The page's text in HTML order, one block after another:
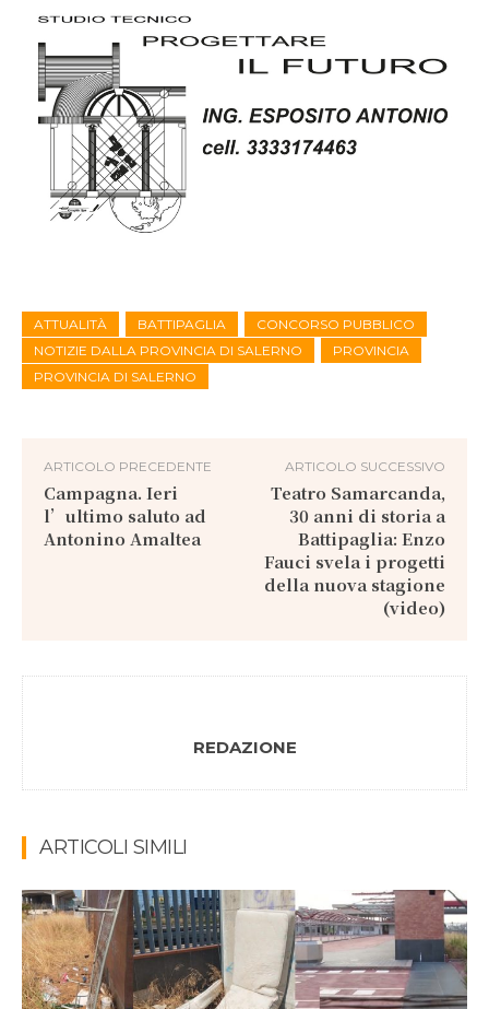
ATTUALITÀ BATTIPAGLIA
CONCORSO PUBBLICO
NOTIZIE DALLA PROVINCIA DI SALERNO
PROVINCIA
PROVINCIA DI SALERNO
ARTICOLO PRECEDENTE
Campagna. Ieri
l’ultimo saluto ad
Antonino Amaltea
ARTICOLO SUCCESSIVO
Teatro Samarcanda,
30 anni di storia a
Battipaglia: Enzo
Fauci svela i progetti
della nuova stagione
(video)
REDAZIONE
ARTICOLI SIMILI